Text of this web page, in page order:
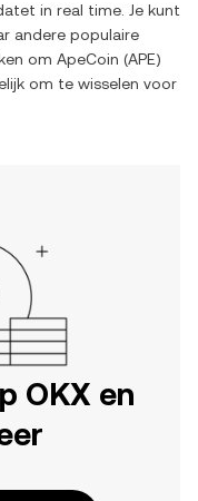
in real time. Je kunt
andere populaire
om ApeCoin (APE)
om te wisselen voor
OKX en